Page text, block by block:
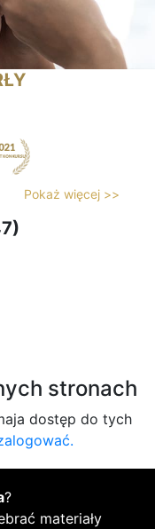
Pokaż więcej >>
stronach
dostęp do tych
?
materiały